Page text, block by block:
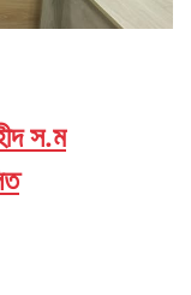
স.ম